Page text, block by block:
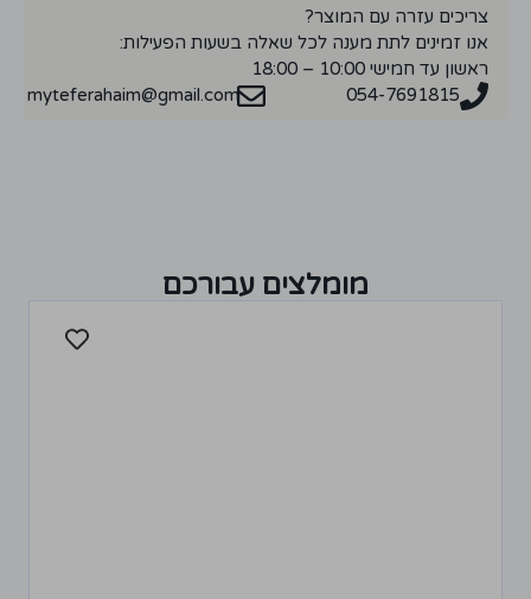
צריכים עזרה עם המוצר?
אנו זמינים לתת מענה לכל שאלה בשעות הפעילות:
ראשון עד חמישי 10:00 – 18:00
054-7691815
myteferahaim@gmail.com
מומלצים עבורכם